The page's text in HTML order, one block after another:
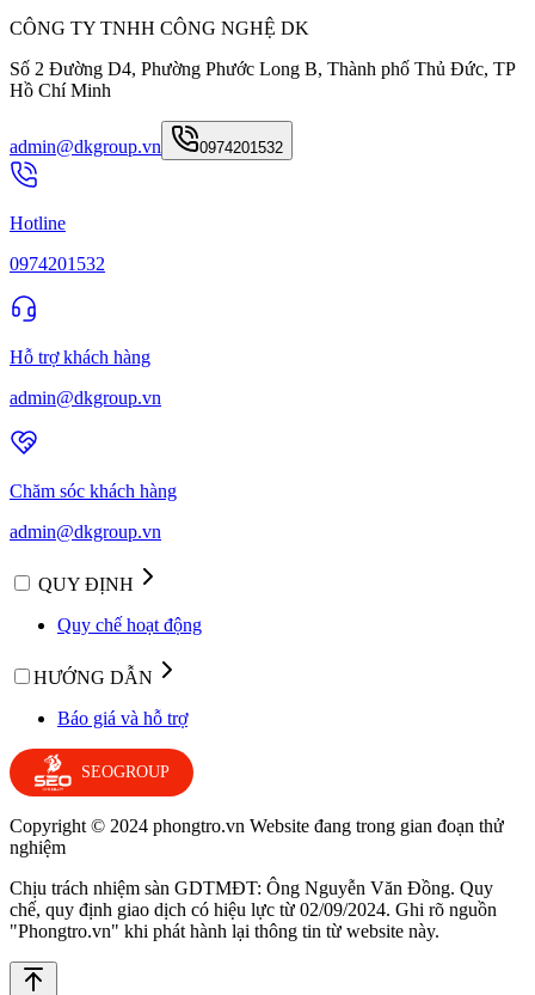
CÔNG TY TNHH CÔNG NGHỆ DK
Số 2 Đường D4, Phường Phước Long B, Thành phố Thủ Đức, TP
Hồ Chí Minh
admin@dkgroup.vn 0974201532
Hotline
0974201532
Hỗ trợ khách hàng
admin@dkgroup.vn
Chăm sóc khách hàng
admin@dkgroup.vn
QUY ĐỊNH
Quy chế hoạt động
HƯỚNG DẪN
Báo giá và hỗ trợ
SEOGROUP
Copyright © 2024 phongtro.vn Website đang trong gian đoạn thử
nghiệm
Chịu trách nhiệm sàn GDTMĐT: Ông Nguyễn Văn Đồng. Quy
chế, quy định giao dịch có hiệu lực từ 02/09/2024. Ghi rõ nguồn
"Phongtro.vn" khi phát hành lại thông tin từ website này.